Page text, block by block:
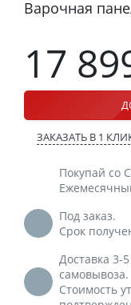
Варочная
17
ЗАКАЗАТЬ В 1
Покупай со
Под заказ.
Срок
Доставка 3-
самовывоза.
Стоимость